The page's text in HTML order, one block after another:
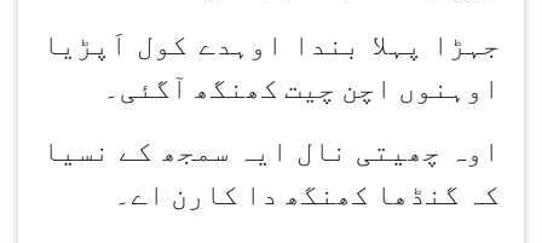
جہڑا پہلا بندا اوہدے کول اَپڑیا
اوہنوں اچن چیت کھنگھ آگئی۔
اوہ چھیتی نال ایہ سمجھ کے نسیا
کہ گنڈھا کھنگھ دا کارن اے۔